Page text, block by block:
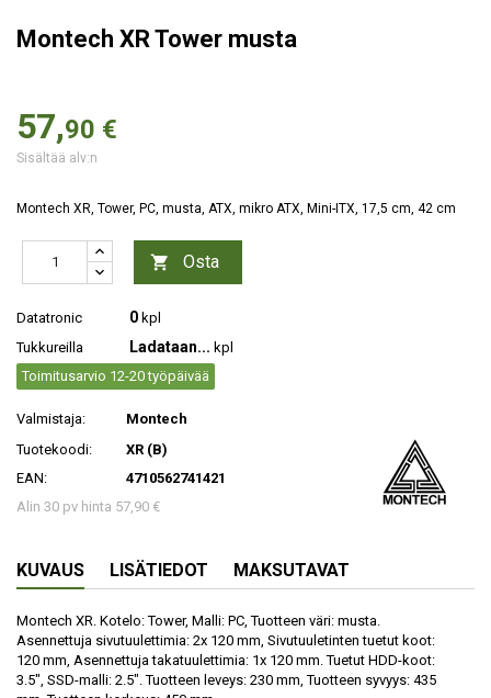
Montech XR Tower musta
57,90 €
Sisältää alv:n
Montech XR, Tower, PC, musta, ATX, mikro ATX, Mini-ITX, 17,5 cm, 42 cm
 Osta
Datatronic 0 kpl
Tukkureilla
Ladataan... kpl
Toimitusarvio 12-20 työpäivää
Valmistaja:
Montech
Tuotekoodi:
XR (B)
EAN:
4710562741421
Alin 30 pv hinta 57,90 €
KUVAUS LISÄTIEDOT MAKSUTAVAT
Montech XR. Kotelo: Tower, Malli: PC, Tuotteen väri: musta.
Asennettuja sivutuulettimia: 2x 120 mm, Sivutuuletinten tuetut koot:
120 mm, Asennettuja takatuulettimia: 1x 120 mm. Tuetut HDD-koot:
3.5", SSD-malli: 2.5". Tuotteen leveys: 230 mm, Tuotteen syvyys: 435